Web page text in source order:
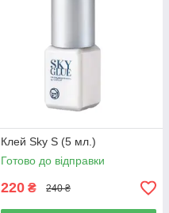
Клей Sky S (5 мл.)
Готово до відправки
220 ₴ 240 ₴